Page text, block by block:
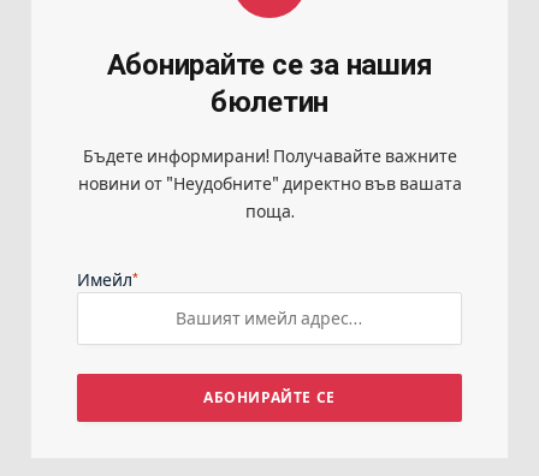
Абонирайте се за нашия
бюлетин
Бъдете информирани! Получавайте важните
новини от "Неудобните" директно във вашата
поща.
Имейл*